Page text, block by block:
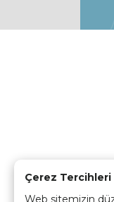
Çerez Tercihleri
Web sitemizin